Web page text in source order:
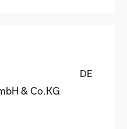
DE
& Co.KG